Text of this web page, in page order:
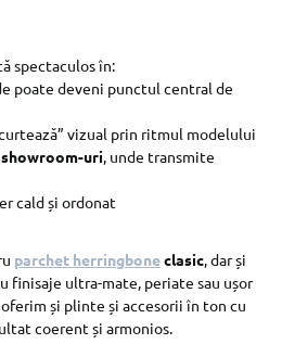
spectaculos în:
poate deveni punctul central de
vizual prin ritmul modelului
uri, unde transmite
cald și ordonat
parchet herringboneclasic, dar și
finisaje ultra-mate, periate sau ușor
și plinte și accesorii în ton cu
coerent și armonios.